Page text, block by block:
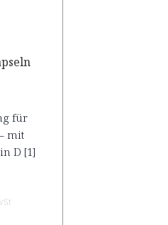
für
mit
D [1]